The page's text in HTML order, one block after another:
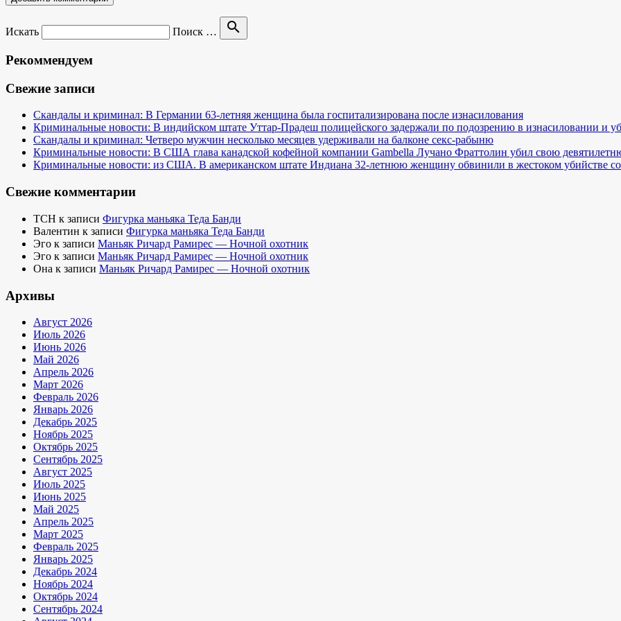
Искать Поиск … search
Рекоммендуем
Свежие записи
Скандалы и криминал: В Германии 63-летняя женщина была госпитализирована после изнасилования
Криминальные новости: В индийском штате Уттар-Прадеш полицейского задержали по подозрению в изнасиловании и
Скандалы и криминал: Четверо мужчин несколько месяцев удерживали на балконе секс-рабыню
Криминальные новости: В США глава канадской кофейной компании Gambella Лучано Фраттолин убил свою
Криминальные новости: из США. В американском штате Индиана 32-летнюю женщину обвинили в жестоком убийстве
Свежие комментарии
TCH к записи Фигурка маньяка Теда Банди
Валентин к записи Фигурка маньяка Теда Банди
Эго к записи Маньяк Ричард Рамирес — Ночной охотник
Эго к записи Маньяк Ричард Рамирес — Ночной охотник
Она к записи Маньяк Ричард Рамирес — Ночной охотник
Архивы
Август 2026
Июль 2026
Июнь 2026
Май 2026
Апрель 2026
Март 2026
Февраль 2026
Январь 2026
Декабрь 2025
Ноябрь 2025
Октябрь 2025
Сентябрь 2025
Август 2025
Июль 2025
Июнь 2025
Май 2025
Апрель 2025
Март 2025
Февраль 2025
Январь 2025
Декабрь 2024
Ноябрь 2024
Октябрь 2024
Сентябрь 2024